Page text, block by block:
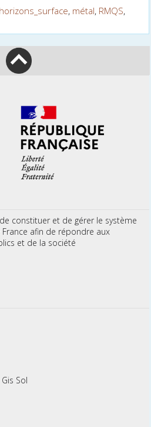
horizons_surface, métal, RMQS,
constituer et de gérer le système
afin de répondre aux
et de la société
Sol